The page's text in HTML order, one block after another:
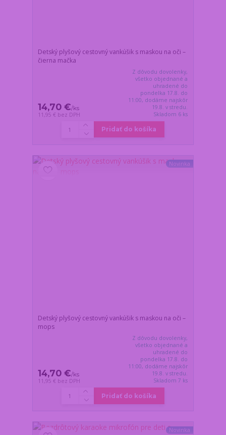
Detský plyšový cestovný vankúšik s maskou na oči –
čierna mačka
14,70 €/ks
11,95 € bez DPH
Z dôvodu dovolenky,
všetko objednané a
uhradené do
pondelka 17.8. do
11:00, dodáme najskôr
19.8. v stredu.
Skladom 6 ks
Pridať do košíka
Novinka
Detský plyšový cestovný vankúšik s maskou na oči –
mops
14,70 €/ks
11,95 € bez DPH
Z dôvodu dovolenky,
všetko objednané a
uhradené do
pondelka 17.8. do
11:00, dodáme najskôr
19.8. v stredu.
Skladom 7 ks
Pridať do košíka
Novinka